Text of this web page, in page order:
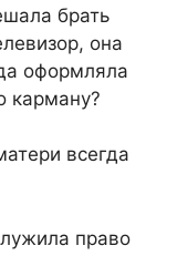
брать
она
оформляла
карману?
всегда
право